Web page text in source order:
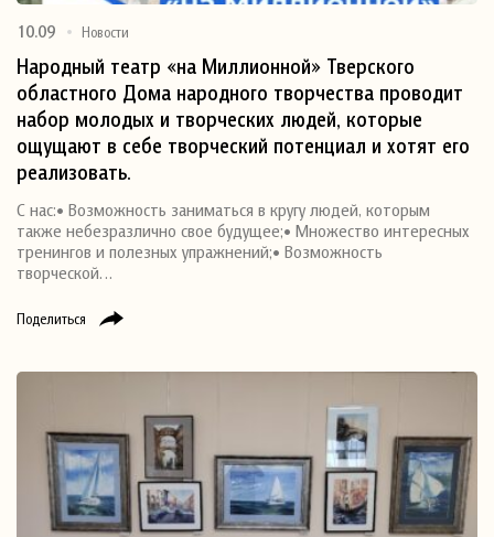
Поделиться
10.09 Новости
Народный театр «на Миллионной» Тверского
областного Дома народного творчества проводит
набор молодых и творческих людей, которые
ощущают в себе творческий потенциал и хотят его
реализовать.
С нас:• Возможность заниматься в кругу людей, которым
также небезразлично свое будущее;• Множество интересных
тренингов и полезных упражнений;• Возможность
творческой…